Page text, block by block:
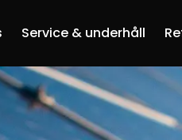
Service & underhåll